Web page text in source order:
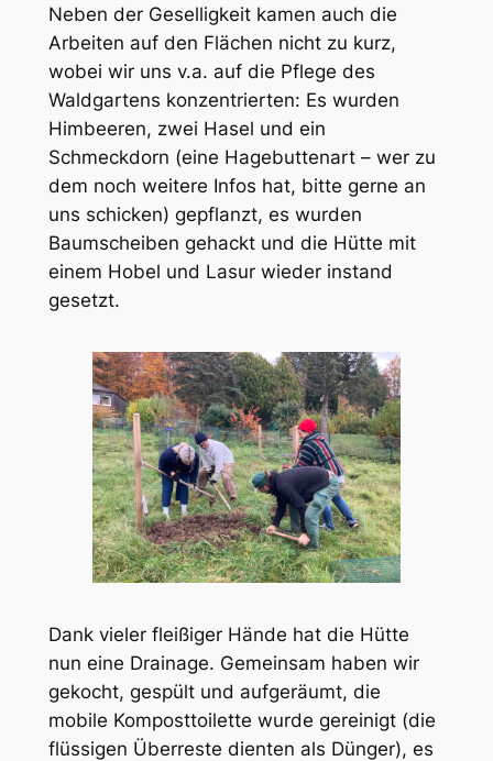
Neben der Geselligkeit kamen auch die
Arbeiten auf den Flächen nicht zu kurz,
wobei wir uns v.a. auf die Pflege des
Waldgartens konzentrierten: Es wurden
Himbeeren, zwei Hasel und ein
Schmeckdorn (eine Hagebuttenart – wer zu
dem noch weitere Infos hat, bitte gerne an
uns schicken) gepflanzt, es wurden
Baumscheiben gehackt und die Hütte mit
einem Hobel und Lasur wieder instand
gesetzt.
Dank vieler fleißiger Hände hat die Hütte
nun eine Drainage. Gemeinsam haben wir
gekocht, gespült und aufgeräumt, die
mobile Komposttoilette wurde gereinigt (die
flüssigen Überreste dienten als Dünger), es